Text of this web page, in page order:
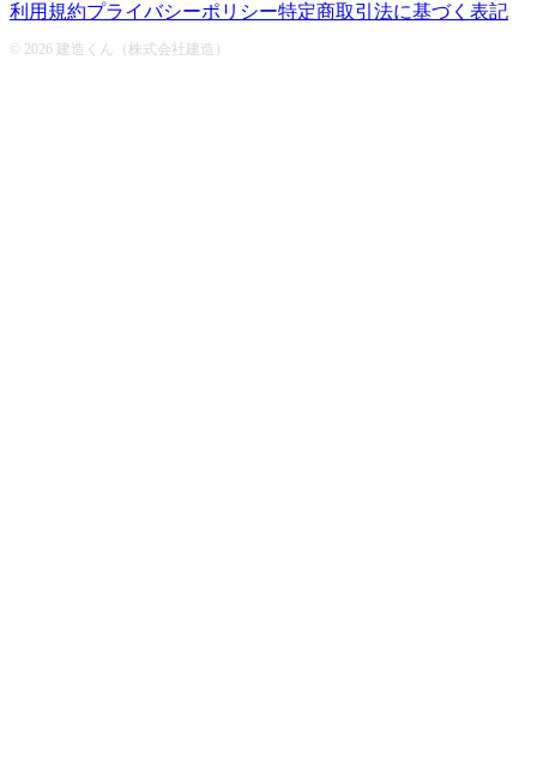
利用規約プライバシーポリシー特定商取引法に基づく表記
© 2026 建造くん（株式会社建造）